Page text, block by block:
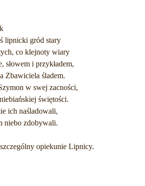
lipnicki gród stary
co klejnoty wiary
słowem i przykładem,
Zbawiciela śladem.
w swej zacności,
świętości.
ich naśladowali,
niebo zdobywali.
opiekunie Lipnicy.